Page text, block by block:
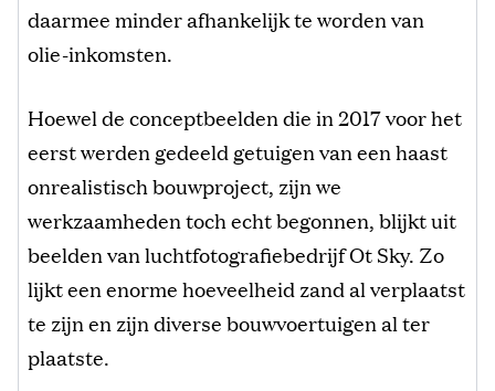
daarmee minder afhankelijk te worden van
olie-inkomsten.
Hoewel de conceptbeelden die in 2017 voor het
eerst werden gedeeld getuigen van een haast
onrealistisch bouwproject, zijn we
werkzaamheden toch echt begonnen, blijkt uit
beelden van luchtfotografiebedrijf Ot Sky. Zo
lijkt een enorme hoeveelheid zand al verplaatst
te zijn en zijn diverse bouwvoertuigen al ter
plaatste.